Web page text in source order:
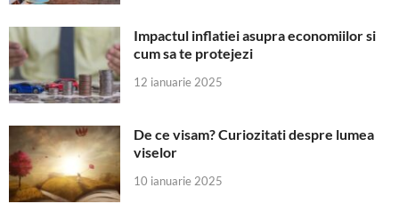
Impactul inflatiei asupra economiilor si
cum sa te protejezi
12 ianuarie 2025
De ce visam? Curiozitati despre lumea
viselor
10 ianuarie 2025